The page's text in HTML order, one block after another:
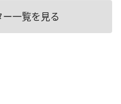
一覧を見る